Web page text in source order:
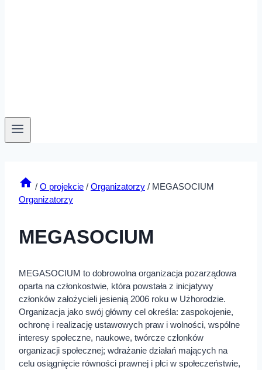
/ O projekcie / Organizatorzy / MEGASOCIUM
Organizatorzy
MEGASOCIUM
MEGASOCIUM to dobrowolna organizacja pozarządowa
oparta na członkostwie, która powstała z inicjatywy
członków założycieli jesienią 2006 roku w Użhorodzie.
Organizacja jako swój główny cel określa: zaspokojenie,
ochronę i realizację ustawowych praw i wolności, wspólne
interesy społeczne, naukowe, twórcze członków
organizacji społecznej; wdrażanie działań mających na
celu osiągnięcie równości prawnej i płci w społeczeństwie,